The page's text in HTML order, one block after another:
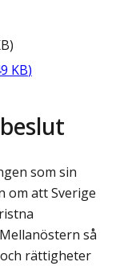
)
KB)
som sin
om att Sverige
så
rättigheter